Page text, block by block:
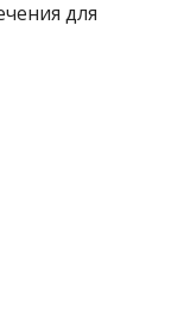
для